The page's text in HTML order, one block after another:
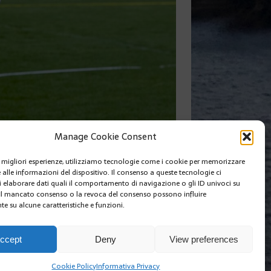
Manage Cookie Consent
migliori esperienze, utilizziamo tecnologie come i cookie per memorizzare
alle informazioni del dispositivo. Il consenso a queste tecnologie ci
elaborare dati quali il comportamento di navigazione o gli ID univoci su
mancato consenso o la revoca del consenso possono influire
su alcune caratteristiche e funzioni.
Deny View preferences
Cookie PolicyInformativa Privacy
SUIVANT
SIAMO COOKIE POLICY (EU)